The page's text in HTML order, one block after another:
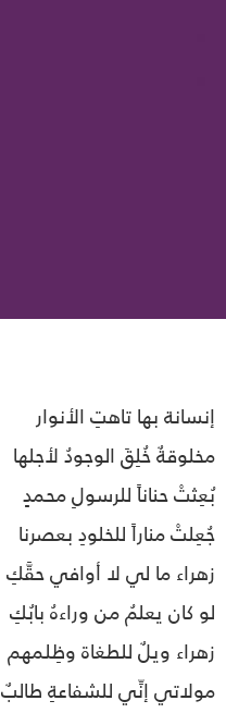
إنسانة بها تاهتِ الأنوار
مخلوقةٌ خُلِقَ الوجودُ لأجلها
بُعِثتْ حناناً للرسولِ محمدٍ
جُعِلتْ مناراً للخلودِ بعصرنا
زهراء ما لي لا أوافي حقَّكِ
لو كان يعلمُ من وراءهُ بابُكِ
زهراء ويلٌ للطغاة وظِلمهم
مولاتي إنِّي للشفاعةِ طالبٌ